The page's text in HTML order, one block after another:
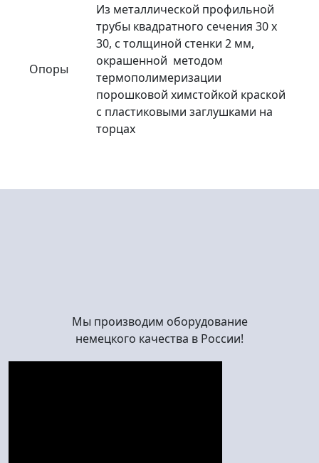
Опоры
Из металлической профильной
трубы квадратного сечения 30 х
30, с толщиной стенки 2 мм,
окрашенной методом
термополимеризации
порошковой химстойкой краской
с пластиковыми заглушками на
торцах
Мы производим оборудование
немецкого качества в России!